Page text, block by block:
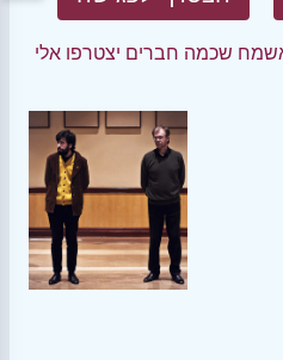
שכמה חברים יצטרפו אלי